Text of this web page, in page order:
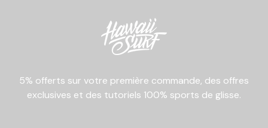
5% offerts sur votre première commande, des offres
exclusives et des tutoriels 100% sports de glisse.